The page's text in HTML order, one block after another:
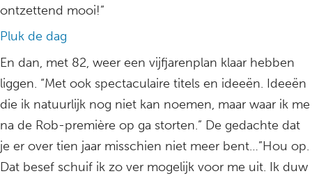
ontzettend mooi!”
Pluk de dag
En dan, met 82, weer een vijfjarenplan klaar hebben
liggen. “Met ook spectaculaire titels en ideeën. Ideeën
die ik natuurlijk nog niet kan noemen, maar waar ik me
na de Rob-première op ga storten.” De gedachte dat
je er over tien jaar misschien niet meer bent…”Hou op.
Dat besef schuif ik zo ver mogelijk voor me uit. Ik duw